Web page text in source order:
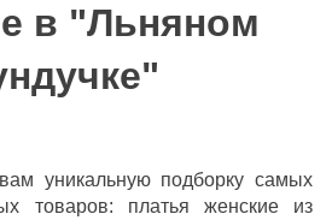
в "Льняном
уникальную подборку самых
товаров: платья женские из